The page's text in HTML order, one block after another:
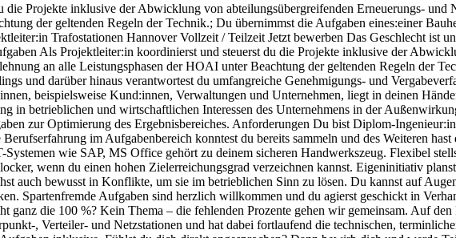
Projekte inklusive der Abwicklung von abteilungs­über­greifenden Erneuerungs- und
der geltenden Regeln der Technik.; Du übernimmst die Aufgaben eines:einer
Trafostationen Hannover Vollzeit / Teilzeit Jetzt bewerben Das Geschlecht ist
Als Projektleiter:in koordinierst und steuerst du die Projekte inklusive der
an alle Leistungsphasen der HOAI unter Beachtung der geltenden Regeln der
und darüber hinaus verantwortest du umfangreiche Genehmigungs- und
beispielsweise Kund:innen, Verwaltungen und Unternehmen, liegt in deinen
in betrieblichen und wirtschaftlichen Interessen des Unternehmens in der
zur Optimierung des Ergebnisbereiches. Anforderungen Du bist Diplom-
im Aufgabenbereich konntest du bereits sammeln und des Weiteren
wie SAP, MS Office gehört zu deinem sicheren Handwerkszeug. Flexibel
wenn du einen hohen Zielerreichungsgrad verzeichnen kannst. Eigeninitiativ
auch bewusst in Konflikte, um sie im betrieblichen Sinn zu lösen. Du kannst auf
Spartenfremde Aufgaben sind herzlich willkommen und du agierst geschickt in
ganz die 100 %? Kein Thema – die fehlenden Prozente gehen wir gemeinsam. Auf
, Verteiler- und Netzstationen und hat dabei fortlaufend die technischen,